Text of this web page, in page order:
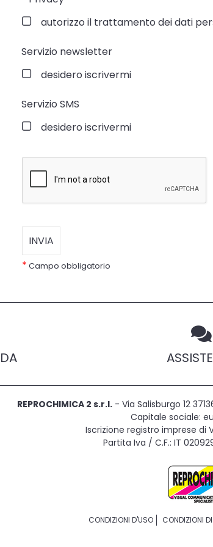
autorizzo il trattamento dei dati
Servizio newsletter
desidero iscrivermi
Servizio SMS
desidero iscrivermi
* Campo obbligatorio
REPROCHIMICA 2 s.r.l.- Via Salisburgo 12
Capitale sociale:
Iscrizione registro imprese di
Partita Iva / C.F.: IT
CONDIZIONI D'USO CONDIZIONI